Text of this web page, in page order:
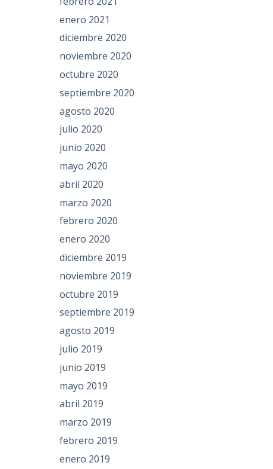
enero 2021
diciembre 2020
noviembre 2020
octubre 2020
septiembre 2020
agosto 2020
julio 2020
junio 2020
mayo 2020
abril 2020
marzo 2020
febrero 2020
enero 2020
diciembre 2019
noviembre 2019
octubre 2019
septiembre 2019
agosto 2019
julio 2019
junio 2019
mayo 2019
abril 2019
marzo 2019
febrero 2019
enero 2019